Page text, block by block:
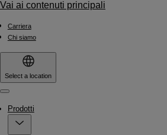
Vai ai contenuti principali
Carriera
Chi siamo
Select a location
Prodotti